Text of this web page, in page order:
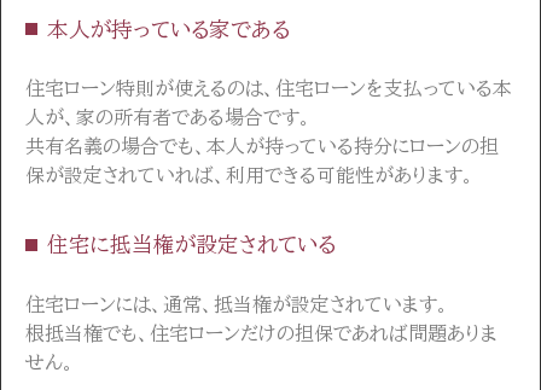
本人が持っている家である
住宅ローン特則が使えるのは、住宅ローンを支払っている本
人が、家の所有者である場合です。
共有名義の場合でも、本人が持っている持分にローンの担
保が設定されていれば、利用できる可能性があります。
住宅に抵当権が設定されている
住宅ローンには、通常、抵当権が設定されています。
根抵当権でも、住宅ローンだけの担保であれば問題ありま
せん。